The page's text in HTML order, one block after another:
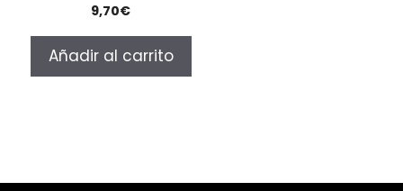
9,70€
Añadir al carrito